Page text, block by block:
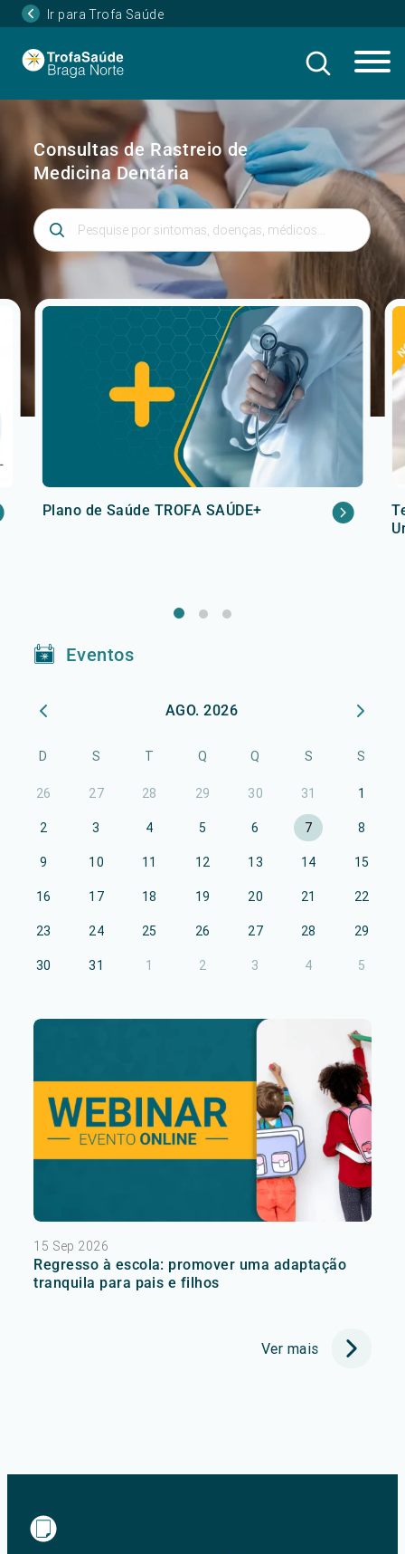
Ir para Trofa Saúde
Consultas de Rastreio de
Medicina Dentária
Introduza 3 ou mais caracteres
Plano de Saúde TROFA SAÚDE+
Eventos
AGO. 2026
D S T Q Q S S
26 27 28 29 30 31 1
2 3 4 5 6 7 8
9 10 11 12 13 14 15
16 17 18 19 20 21 22
23 24 25 26 27 28 29
30 31 1 2 3 4 5
15 Sep 2026
Regresso à escola: promover uma adaptação
tranquila para pais e filhos
Ver mais